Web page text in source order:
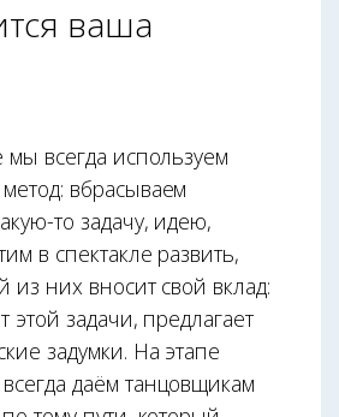
ваша
мы всегда используем
вбрасываем
то задачу, идею,
в спектакле развить,
из них вносит свой вклад:
этой задачи, предлагает
задумки. На этапе
даём танцовщикам